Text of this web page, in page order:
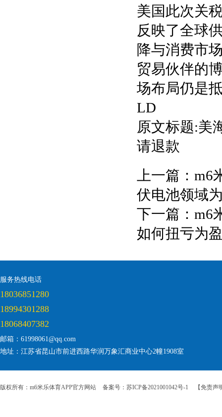
美国此次关
反映了全球
降与消费市
贸易伙伴的
场布局仍是
LD
原文标题:美
请退款
上一篇： m6
伏电池领域
下一篇： m6
如何扭亏为
服务热线电话
18036851280
18994301288
18068407382
邮箱：61998061@qq.com
地址：江苏省昆山市前进西路华润万象汇商业中心2幢1908室
版权所有：m6米乐体育APP官方网站 备案号：苏ICP备2021001042号-1 【免责声